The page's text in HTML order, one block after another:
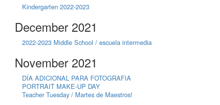
Kindergarten 2022-2023
December 2021
2022-2023 Middle School / escuela intermedia
November 2021
DÍA ADICIONAL PARA FOTOGRAFIA
PORTRAIT MAKE-UP DAY
Teacher Tuesday / Martes de Maestros!